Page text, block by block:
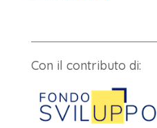
Con il contributo di: